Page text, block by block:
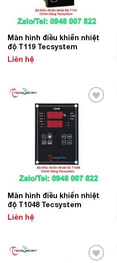
Màn hình điều khiển nhiệt
độ T119 Tecsystem
Liên hệ
Màn hình điều khiển nhiệt
độ T1048 Tecsystem
Liên hệ